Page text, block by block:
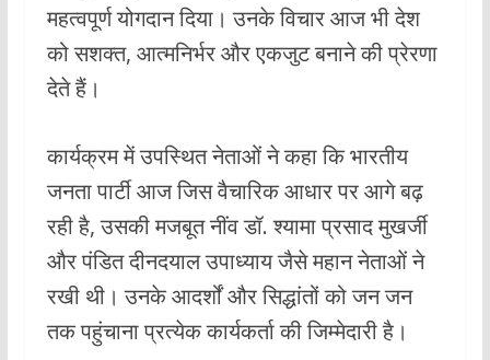
महत्वपूर्ण योगदान दिया। उनके विचार आज भी देश
को सशक्त, आत्मनिर्भर और एकजुट बनाने की प्रेरणा
देते हैं।
कार्यक्रम में उपस्थित नेताओं ने कहा कि भारतीय
जनता पार्टी आज जिस वैचारिक आधार पर आगे बढ़
रही है, उसकी मजबूत नींव डॉ. श्यामा प्रसाद मुखर्जी
और पंडित दीनदयाल उपाध्याय जैसे महान नेताओं ने
रखी थी। उनके आदर्शों और सिद्धांतों को जन जन
तक पहुंचाना प्रत्येक कार्यकर्ता की जिम्मेदारी है।